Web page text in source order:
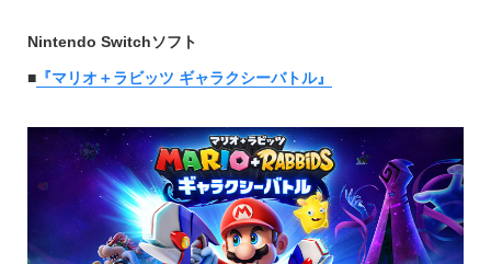
Nintendo Switchソフト
■『マリオ＋ラビッツ ギャラクシーバトル』